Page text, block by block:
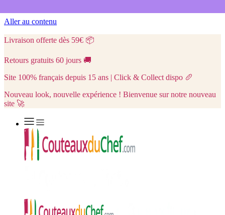
Aller au contenu
Livraison offerte dès 59€ 📦
Retours gratuits 60 jours 🚚
Site 100% français depuis 15 ans | Click & Collect dispo 🥖
Nouveau look, nouvelle expérience ! Bienvenue sur notre nouveau
site 🚀